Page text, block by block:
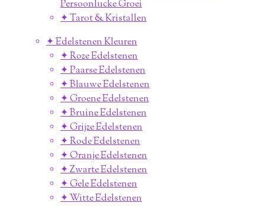
Persoonlucke Groei
✦ Tarot & Kristallen
✦ Edelstenen Kleuren
✦ Roze Edelstenen
✦ Paarse Edelstenen
✦ Blauwe Edelstenen
✦ Groene Edelstenen
✦ Bruine Edelstenen
✦ Grijze Edelstenen
✦ Rode Edelstenen
✦ Oranje Edelstenen
✦ Zwarte Edelstenen
✦ Gele Edelstenen
✦ Witte Edelstenen